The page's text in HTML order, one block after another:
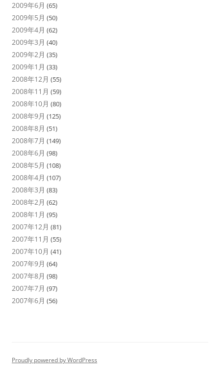
2009年6月 (65)
2009年5月 (50)
2009年4月 (62)
2009年3月 (40)
2009年2月 (35)
2009年1月 (33)
2008年12月 (55)
2008年11月 (59)
2008年10月 (80)
2008年9月 (125)
2008年8月 (51)
2008年7月 (149)
2008年6月 (98)
2008年5月 (108)
2008年4月 (107)
2008年3月 (83)
2008年2月 (62)
2008年1月 (95)
2007年12月 (81)
2007年11月 (55)
2007年10月 (41)
2007年9月 (64)
2007年8月 (98)
2007年7月 (97)
2007年6月 (56)
Proudly powered by WordPress